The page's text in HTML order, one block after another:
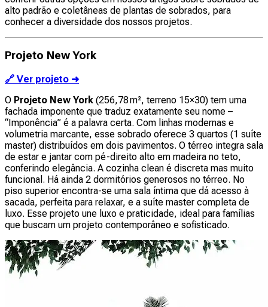
alto padrão e coletâneas de plantas de sobrados, para
conhecer a diversidade dos nossos projetos.
Projeto New York
🔗 Ver projeto ➜
O Projeto New York (256,78 m², terreno 15×30) tem uma
fachada imponente que traduz exatamente seu nome –
“Imponência” é a palavra certa. Com linhas modernas e
volumetria marcante, esse sobrado oferece 3 quartos (1 suíte
master) distribuídos em dois pavimentos. O térreo integra sala
de estar e jantar com pé-direito alto em madeira no teto,
conferindo elegância. A cozinha clean é discreta mas muito
funcional. Há ainda 2 dormitórios generosos no térreo. No
piso superior encontra-se uma sala íntima que dá acesso à
sacada, perfeita para relaxar, e a suíte master completa de
luxo. Esse projeto une luxo e praticidade, ideal para famílias
que buscam um projeto contemporâneo e sofisticado.